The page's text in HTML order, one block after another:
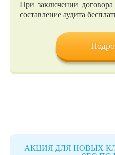
При заключении
составление аудита
АКЦИЯ ДЛЯ НОВЫХ